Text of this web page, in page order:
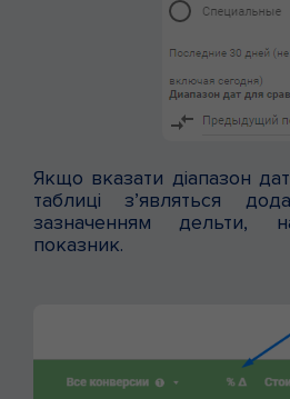
Якщо вказати діапазон
таблиці з’являться
зазначенням дельти,
показник.